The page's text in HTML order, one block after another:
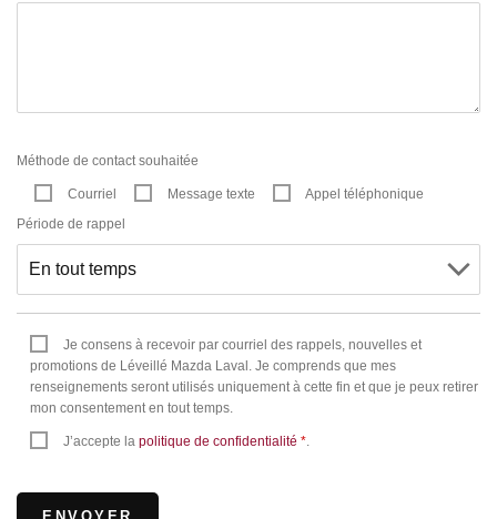
Méthode de contact souhaitée
Courriel Message texte
Appel téléphonique
Période de rappel
Je consens à recevoir par courriel des rappels, nouvelles et
promotions de Léveillé Mazda Laval. Je comprends que mes
renseignements seront utilisés uniquement à cette fin et que je peux retirer
mon consentement en tout temps.
J’accepte la politique de confidentialité *